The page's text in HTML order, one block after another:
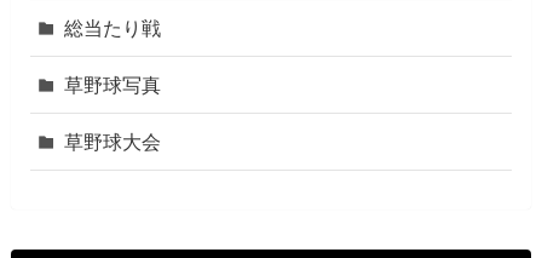
総当たり戦
草野球写真
草野球大会